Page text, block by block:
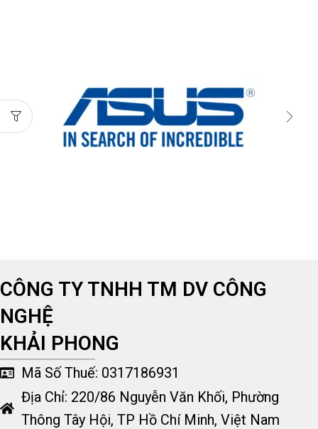
CÔNG TY TNHH TM DV CÔNG
NGHỆ
KHẢI PHONG
Mã Số Thuế: 0317186931
Địa Chỉ: 220/86 Nguyễn Văn Khối, Phường
Thông Tây Hội, TP Hồ Chí Minh, Việt Nam